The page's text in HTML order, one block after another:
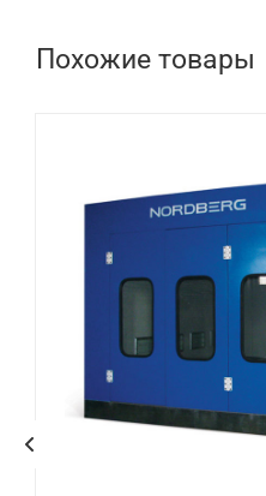
Похожие товары